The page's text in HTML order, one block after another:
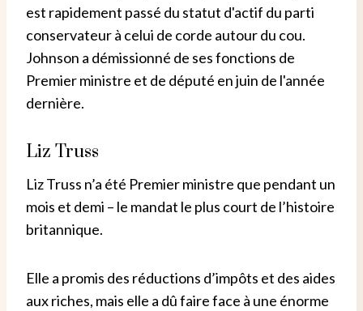
est rapidement passé du statut d'actif du parti
conservateur à celui de corde autour du cou.
Johnson a démissionné de ses fonctions de
Premier ministre et de député en juin de l'année
dernière.
Liz Truss
Liz Truss n’a été Premier ministre que pendant un
mois et demi – le mandat le plus court de l’histoire
britannique.
Elle a promis des réductions d’impôts et des aides
aux riches, mais elle a dû faire face à une énorme